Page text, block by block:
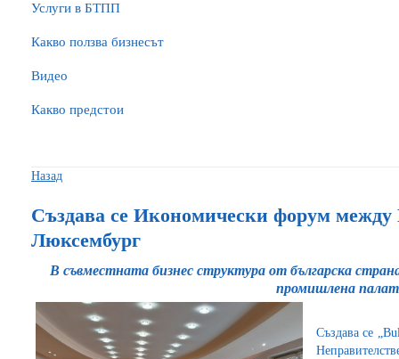
Услуги в БТПП
Какво ползва бизнесът
Видео
Какво предстои
Назад
Създава се Икономически форум
Люксембург
В съвместната бизнес структура от българска
промишлена
Създава се